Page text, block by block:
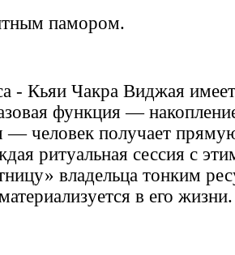
памором.
- Кьяи Чакра Виджая
функция —
— человек получает
ритуальная сессия с
владельца тонким
в его жизни.